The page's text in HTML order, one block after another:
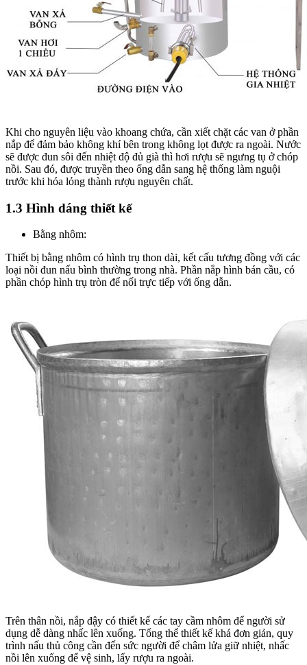
Khi cho nguyên liệu vào khoang chứa, cần xiết chặt các van ở phần
nắp để đảm bảo không khí bên trong không lọt được ra ngoài. Nước
sẽ được đun sôi đến nhiệt độ đủ già thì hơi rượu sẽ ngưng tụ ở chóp
nồi. Sau đó, được truyền theo ống dẫn sang hệ thống làm nguội
trước khi hóa lỏng thành rượu nguyên chất.
1.3 Hình dáng thiết kế
Bằng nhôm:
Thiết bị bằng nhôm có hình trụ thon dài, kết cấu tương đồng với các
loại nồi đun nấu bình thường trong nhà. Phần nắp hình bán cầu, có
phần chóp hình trụ tròn để nối trực tiếp với ống dẫn.
Trên thân nồi, nắp đậy có thiết kế các tay cầm nhôm để người sử
dụng dễ dàng nhấc lên xuống. Tổng thể thiết kế khá đơn giản, quy
trình nấu thủ công cần đến sức người để châm lửa giữ nhiệt, nhấc
nồi lên xuống để vệ sinh, lấy rượu ra ngoài.